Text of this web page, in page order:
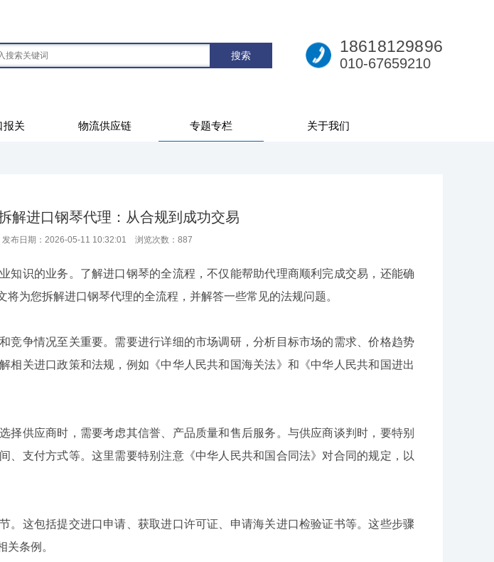
18618129896
010-67659210
报关 物流供应链 专题专栏 关于我们
解进口钢琴代理：从合规到成功交易
发布日期：2026-05-11 10:32:01 浏览次数： 887
识的业务。了解进口钢琴的全流程，不仅能帮助代理商顺利完成交易，还能确
为您拆解进口钢琴代理的全流程，并解答一些常见的法规问题。
争情况至关重要。需要进行详细的市场调研，分析目标市场的需求、价格趋势
相关进口政策和法规，例如《中华人民共和国海关法》和《中华人民共和国进出
供应商时，需要考虑其信誉、产品质量和售后服务。与供应商谈判时，要特别
、支付方式等。这里需要特别注意《中华人民共和国合同法》对合同的规定，以
这包括提交进口申请、获取进口许可证、申请海关进口检验证书等。这些步骤
关条例。